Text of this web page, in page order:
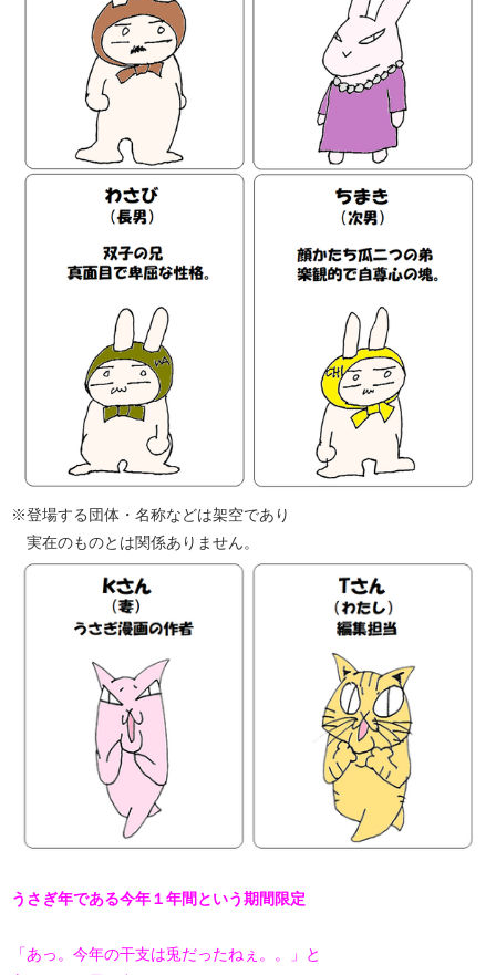
※登場する団体・名称などは架空であり
実在のものとは関係ありません。
うさぎ年である今年１年間という期間限定
「あっ。今年の干支は兎だったねぇ。。」と